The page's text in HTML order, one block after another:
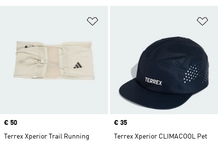
Price
€ 50
Terrex Xperior Trail Running
Price
€ 35
Terrex Xperior CLIMACOOL Pet